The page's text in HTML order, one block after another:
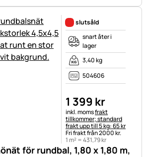
för rundbal, 1,80 x 1,80 m,
slutsåld
snart åter i
lager
3,40 kg
504606
1 399 kr
Skatteinformation:
inkl. momsfrakt
tillkommer; standard
frakt upp till 5 kg: 65 kr
Fri frakt från 2000 kr.
1 m² =431,79kr